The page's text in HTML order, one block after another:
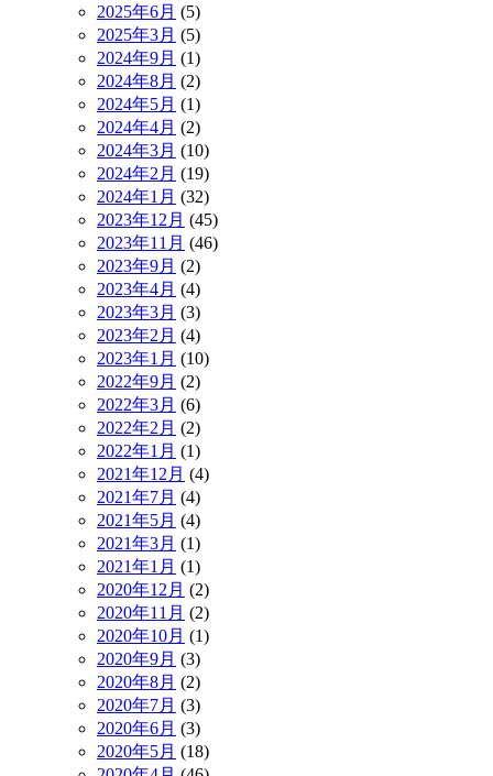
2025年6月 (5)
2025年3月 (5)
2024年9月 (1)
2024年8月 (2)
2024年5月 (1)
2024年4月 (2)
2024年3月 (10)
2024年2月 (19)
2024年1月 (32)
2023年12月 (45)
2023年11月 (46)
2023年9月 (2)
2023年4月 (4)
2023年3月 (3)
2023年2月 (4)
2023年1月 (10)
2022年9月 (2)
2022年3月 (6)
2022年2月 (2)
2022年1月 (1)
2021年12月 (4)
2021年7月 (4)
2021年5月 (4)
2021年3月 (1)
2021年1月 (1)
2020年12月 (2)
2020年11月 (2)
2020年10月 (1)
2020年9月 (3)
2020年8月 (2)
2020年7月 (3)
2020年6月 (3)
2020年5月 (18)